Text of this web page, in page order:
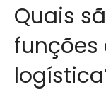
Quais
funções